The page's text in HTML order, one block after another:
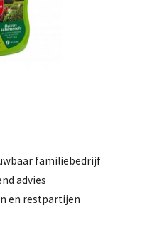
familiebedrijf
advies
en restpartijen